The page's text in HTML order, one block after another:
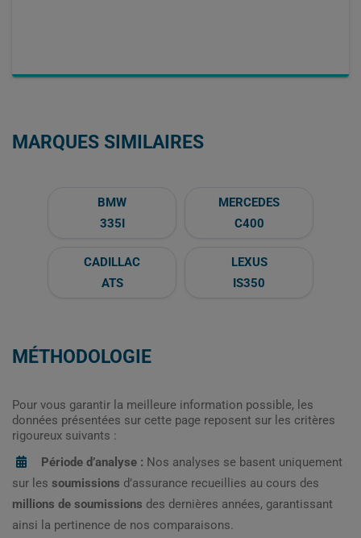
MARQUES SIMILAIRES
BMW
335I
MERCEDES
C400
CADILLAC
ATS
LEXUS
IS350
MÉTHODOLOGIE
Pour vous garantir la meilleure information possible, les
données présentées sur cette page reposent sur les critères
rigoureux suivants :
Période d’analyse : Nos analyses se basent uniquement
sur les soumissions d’assurance recueillies au cours des
millions de soumissions des dernières années, garantissant
ainsi la pertinence de nos comparaisons.